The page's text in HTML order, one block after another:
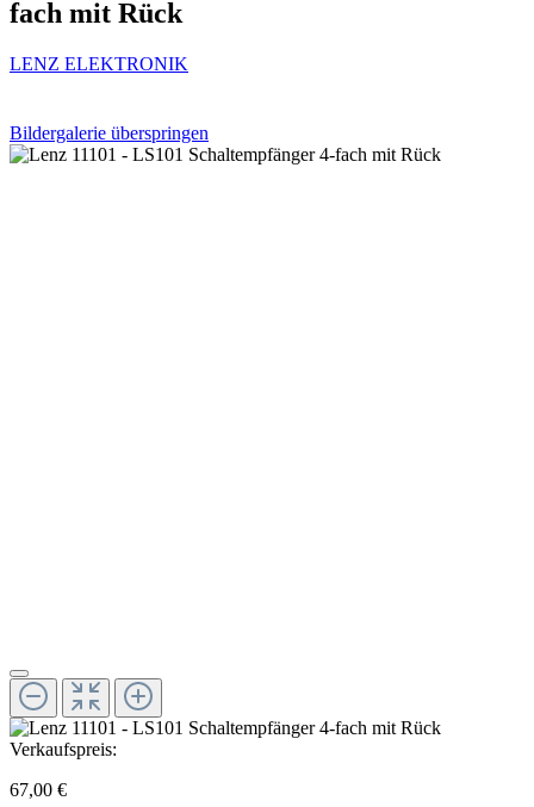
fach mit Rück
LENZ ELEKTRONIK
Bildergalerie überspringen
Verkaufspreis:
67,00 €